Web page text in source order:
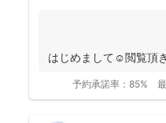
はじめまして☺️閲覧頂
予約承諾率： 85%